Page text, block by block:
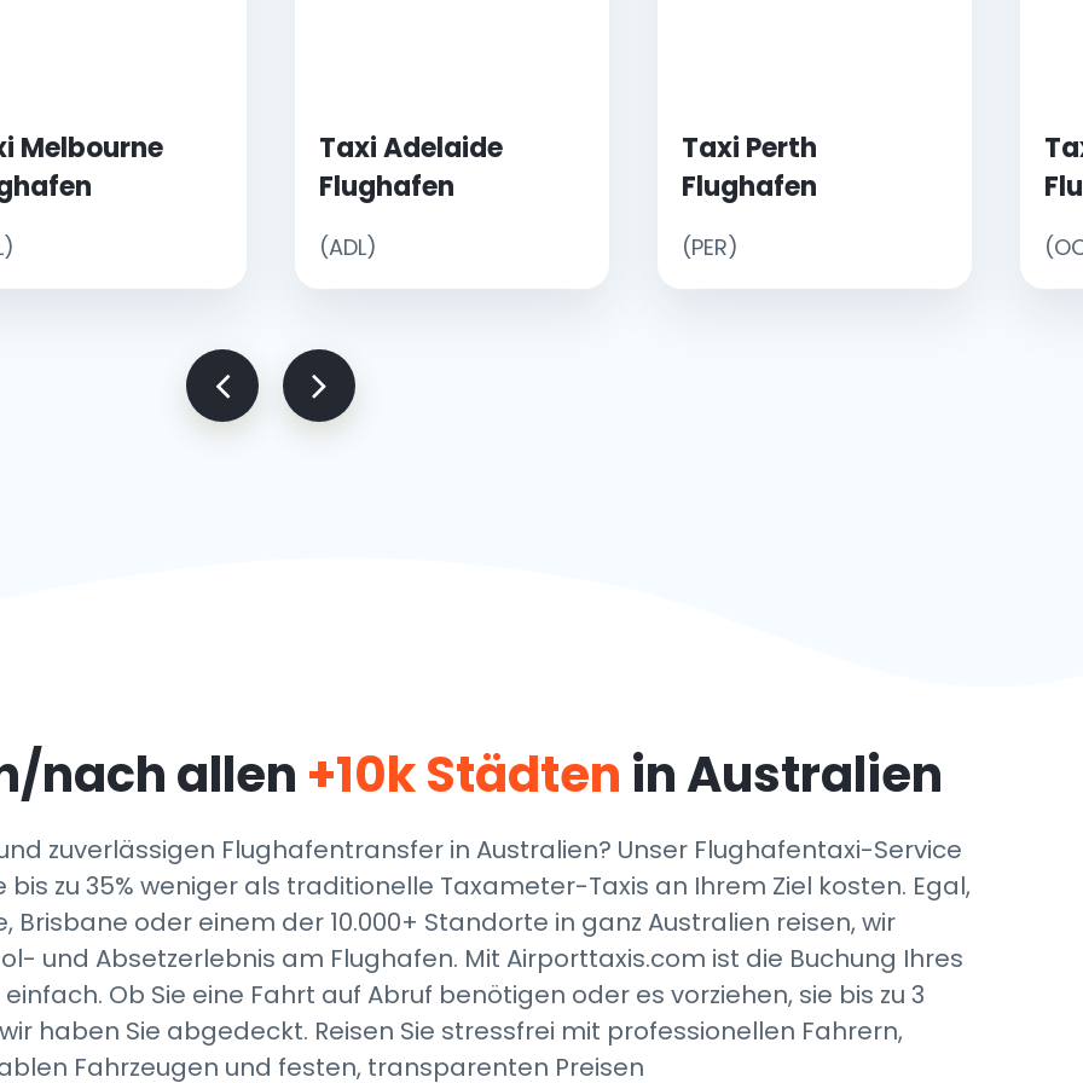
Melbourne
Taxi Adelaide
Flughafen
(ADL)
Taxi Perth
Flughafen
(PER)
nach allen +10k Städten in Australien
zuverlässigen Flughafentransfer in Australien? Unser Flughafentaxi-Service
zu 35% weniger als traditionelle Taxameter-Taxis an Ihrem Ziel kosten. Egal,
Brisbane oder einem der 10.000+ Standorte in ganz Australien reisen, wir
und Absetzerlebnis am Flughafen. Mit Airporttaxis.com ist die Buchung Ihres
Ob Sie eine Fahrt auf Abruf benötigen oder es vorziehen, sie bis zu 3
haben Sie abgedeckt. Reisen Sie stressfrei mit professionellen Fahrern,
Fahrzeugen und festen, transparenten Preisen